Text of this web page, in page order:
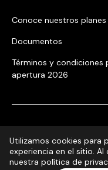
Conoce nuestros planes
Documentos
Términos y condiciones
apertura 2026
Utilizamos cookies para
experiencia en el sitio.
nuestra política de